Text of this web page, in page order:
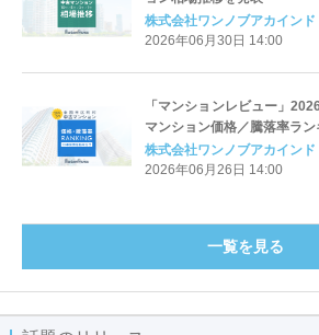
株式会社ワンノブアカインド
2026年06月30日 14:00
「マンションレビュー」
マンション価格／騰落率ラ
株式会社ワンノブアカインド
2026年06月26日 14:00
一覧を見る